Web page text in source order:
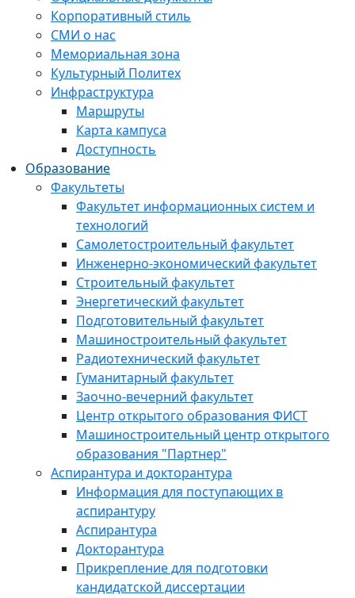
Корпоративный стиль
СМИ о нас
Мемориальная зона
Культурный Политех
Инфраструктура
Маршруты
Карта кампуса
Доступность
Образование
Факультеты
Факультет информационных систем и
технологий
Самолетостроительный факультет
Инженерно-экономический факультет
Строительный факультет
Энергетический факультет
Подготовительный факультет
Машиностроительный факультет
Радиотехнический факультет
Гуманитарный факультет
Заочно-вечерний факультет
Центр открытого образования ФИСТ
Машиностроительный центр открытого
образования "Партнер"
Аспирантура и докторантура
Информация для поступающих в
аспирантуру
Аспирантура
Докторантура
Прикрепление для подготовки
кандидатской диссертации